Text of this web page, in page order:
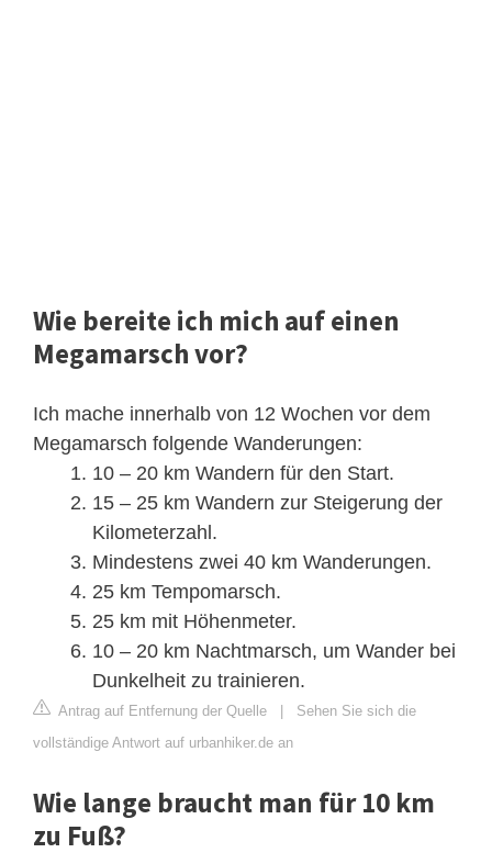
Wie bereite ich mich auf einen
Megamarsch vor?
Ich mache innerhalb von 12 Wochen vor dem
Megamarsch folgende Wanderungen:
10 – 20 km Wandern für den Start.
15 – 25 km Wandern zur Steigerung der
Kilometerzahl.
Mindestens zwei 40 km Wanderungen.
25 km Tempomarsch.
25 km mit Höhenmeter.
10 – 20 km Nachtmarsch, um Wander bei
Dunkelheit zu trainieren.
Antrag auf Entfernung der Quelle | Sehen Sie sich die
vollständige Antwort auf urbanhiker.de an
Wie lange braucht man für 10 km
zu Fuß?